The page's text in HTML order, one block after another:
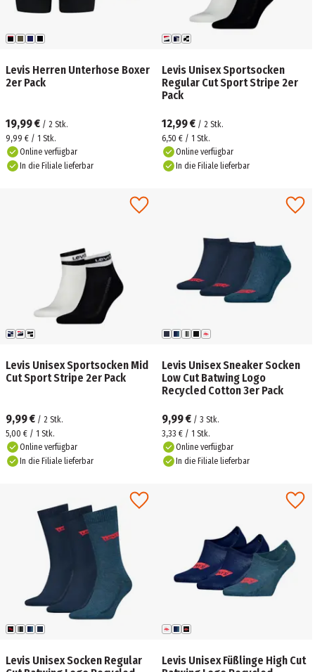
Levis Herren Unterhose Boxer
2er Pack
19,99 € / 2 Stk.
9,99 € / 1 Stk.
Online verfügbar
In die Filiale lieferbar
Levis Unisex Sportsocken
Regular Cut Sport Stripe 2er
Pack
12,99 € / 2 Stk.
6,50 € / 1 Stk.
Online verfügbar
In die Filiale lieferbar
Levis Unisex Sportsocken Mid
Cut Sport Stripe 2er Pack
9,99 € / 2 Stk.
5,00 € / 1 Stk.
Online verfügbar
In die Filiale lieferbar
Levis Unisex Sneaker Socken
Low Cut Batwing Logo
Recycled Cotton 3er Pack
9,99 € / 3 Stk.
3,33 € / 1 Stk.
Online verfügbar
In die Filiale lieferbar
Levis Unisex Socken Regular
Levis Unisex Füßlinge High Cut